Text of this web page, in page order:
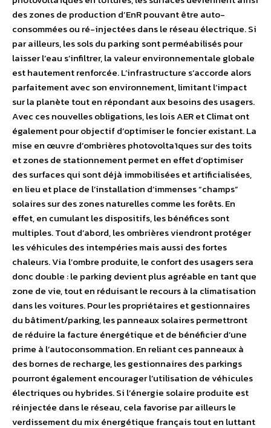
des zones de production d’EnR pouvant être auto-
consommées ou ré-injectées dans le réseau électrique. Si
par ailleurs, les sols du parking sont perméabilisés pour
laisser l’eau s’infiltrer, la valeur environnementale globale
est hautement renforcée. L’infrastructure s’accorde alors
parfaitement avec son environnement, limitant l’impact
sur la planète tout en répondant aux besoins des usagers.
Avec ces nouvelles obligations, les lois AER et Climat ont
également pour objectif d’optimiser le foncier existant. La
mise en œuvre d’ombrières photovoltaïques sur des toits
et zones de stationnement permet en effet d’optimiser
des surfaces qui sont déjà immobilisées et artificialisées,
en lieu et place de l’installation d’immenses “champs”
solaires sur des zones naturelles comme les forêts. En
effet, en cumulant les dispositifs, les bénéfices sont
multiples. Tout d’abord, les ombrières viendront protéger
les véhicules des intempéries mais aussi des fortes
chaleurs. Via l’ombre produite, le confort des usagers sera
donc double : le parking devient plus agréable en tant que
zone de vie, tout en réduisant le recours à la climatisation
dans les voitures. Pour les propriétaires et gestionnaires
du bâtiment/parking, les panneaux solaires permettront
de réduire la facture énergétique et de bénéficier d’une
prime à l’autoconsommation. En reliant ces panneaux à
des bornes de recharge, les gestionnaires des parkings
pourront également encourager l’utilisation de véhicules
électriques ou hybrides. Si l’énergie solaire produite est
réinjectée dans le réseau, cela favorise par ailleurs le
verdissement du mix énergétique français tout en luttant